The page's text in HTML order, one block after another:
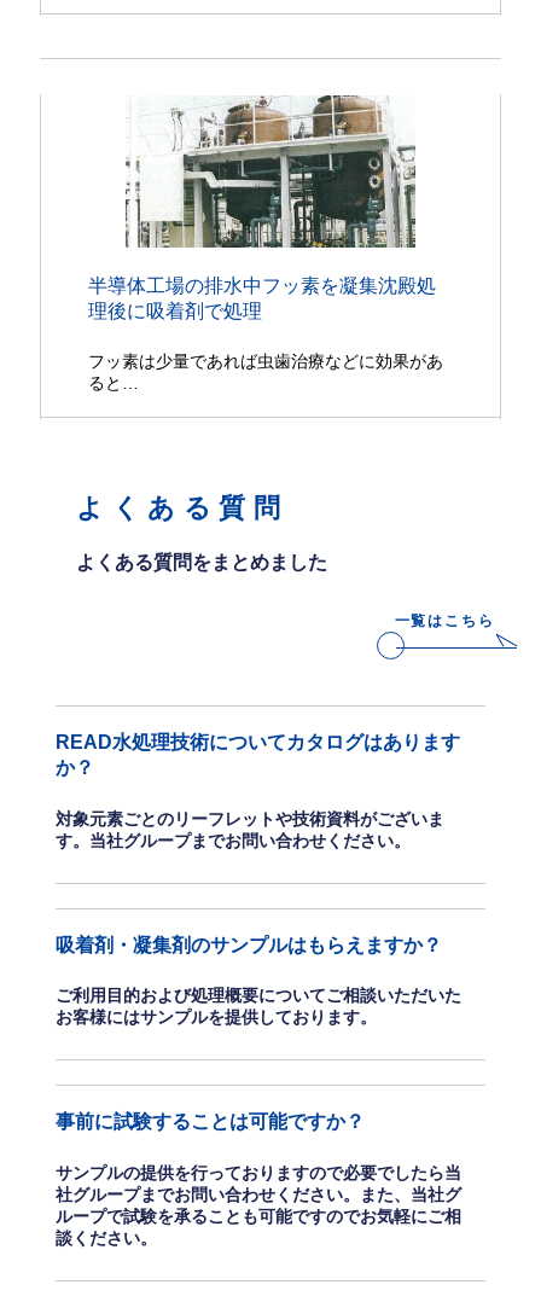
半導体工場の排水中フッ素を凝集沈殿処
理後に吸着剤で処理
フッ素は少量であれば虫歯治療などに効果があ
ると…
よくある質問
よくある質問をまとめました
一覧はこちら
READ水処理技術についてカタログはあります
か？
対象元素ごとのリーフレットや技術資料がございま
す。当社グループまでお問い合わせください。
吸着剤・凝集剤のサンプルはもらえますか？
ご利用目的および処理概要についてご相談いただいた
お客様にはサンプルを提供しております。
事前に試験することは可能ですか？
サンプルの提供を行っておりますので必要でしたら当
社グループまでお問い合わせください。また、当社グ
ループで試験を承ることも可能ですのでお気軽にご相
談ください。